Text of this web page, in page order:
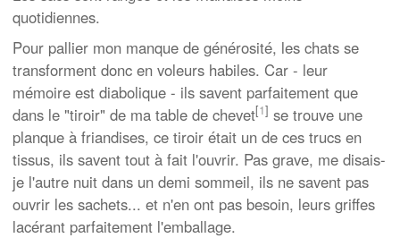
quotidiennes.
Pour pallier mon manque de générosité, les chats se
transforment donc en voleurs habiles. Car - leur
mémoire est diabolique - ils savent parfaitement que
dans le "tiroir" de ma table de chevet[1] se trouve une
planque à friandises, ce tiroir était un de ces trucs en
tissus, ils savent tout à fait l'ouvrir. Pas grave, me disais-
je l'autre nuit dans un demi sommeil, ils ne savent pas
ouvrir les sachets... et n'en ont pas besoin, leurs griffes
lacérant parfaitement l'emballage.